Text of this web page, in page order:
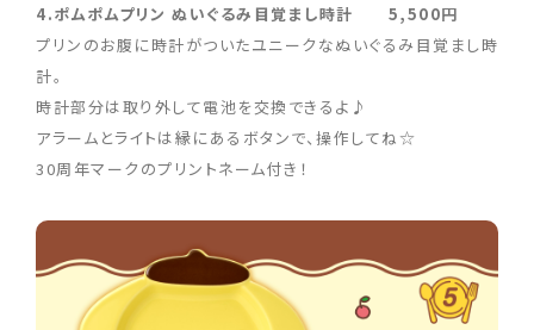
4.ポムポムプリン ぬいぐるみ目覚まし時計 5,500円
プリンのお腹に時計がついたユニークなぬいぐるみ目覚まし時
計。
時計部分は取り外して電池を交換できるよ♪
アラームとライトは縁にあるボタンで、操作してね☆
30周年マークのプリントネーム付き！